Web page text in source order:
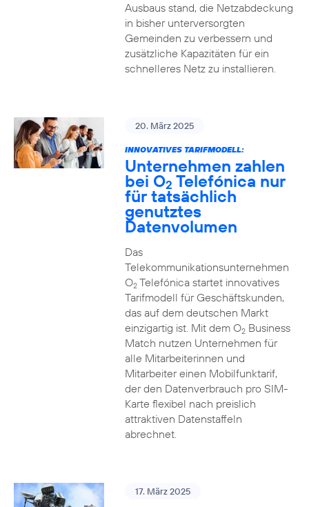
Ausbaus stand, die Netzabdeckung
in bisher unterversorgten
Gemeinden zu verbessern und
zusätzliche Kapazitäten für ein
schnelleres Netz zu installieren.
20. März 2025
INNOVATIVES TARIFMODELL:
Unternehmen zahlen
bei O2 Telefónica nur
für tatsächlich
genutztes
Datenvolumen
Das
Telekommunikationsunternehmen
O2Telefónica startet innovatives
Tarifmodell für Geschäftskunden,
das auf dem deutschen Markt
einzigartig ist. Mit dem O2Business
Match nutzen Unternehmen für
alle Mitarbeiterinnen und
Mitarbeiter einen Mobilfunktarif,
der den Datenverbrauch pro SIM-
Karte flexibel nach preislich
attraktiven Datenstaffeln
abrechnet.
17. März 2025